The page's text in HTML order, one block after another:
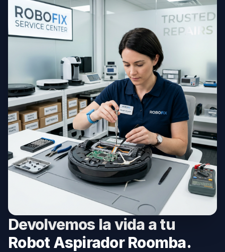
Devolvemos la vida a tu
Robot Aspirador Roomba.